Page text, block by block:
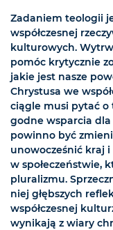
Zadaniem teologii
współczesnej
kulturowych.
pomóc krytycznie
jakie jest nasze
Chrystusa we
ciągle musi pytać o
godne wsparcia dla
powinno być
unowocześnić kraj
w społeczeństwie,
pluralizmu.
niej głębszych
współczesnej
wynikają z wiary